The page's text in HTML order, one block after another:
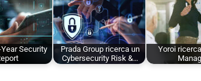
Security
Prada Group ricerca un
Cybersecurity Risk &…
Yoroi